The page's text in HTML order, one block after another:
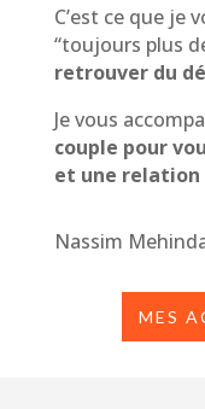
C’est ce que je
“toujours plus
retrouver du
Je vous
couple pour
et une relation
Nassim
MES